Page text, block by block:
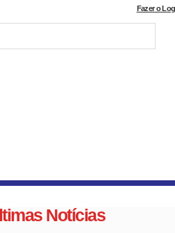
Fazer o
Notícias